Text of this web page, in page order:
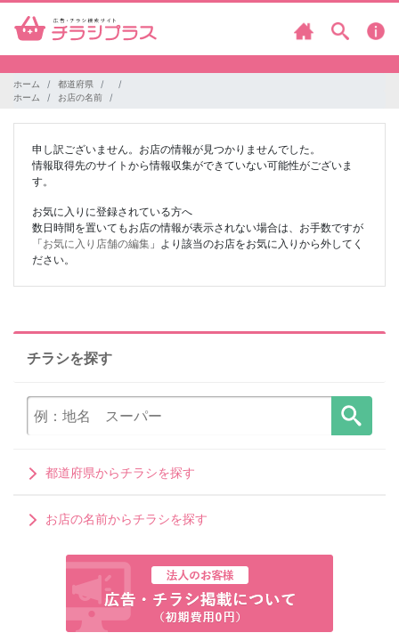
ホーム
都道府県
ホーム
お店の名前
申し訳ございません。お店の情報が見つかりませんでした。
情報取得先のサイトから情報収集ができていない可能性がございま
す。
お気に入りに登録されている方へ
数日時間を置いてもお店の情報が表示されない場合は、お手数ですが
「お気に入り店舗の編集 」より該当のお店をお気に入りから外してく
ださい。
チラシを探す
都道府県からチラシを探す
お店の名前からチラシを探す